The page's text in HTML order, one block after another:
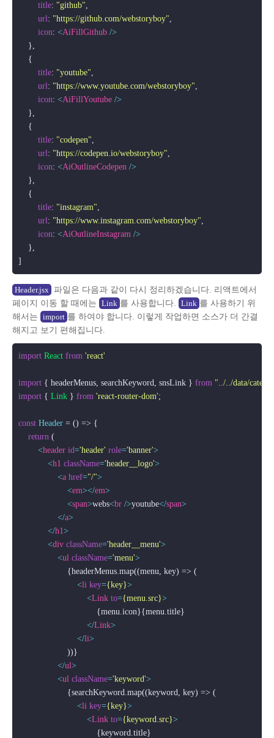
title: "github",
url: "https://github.com/webstoryboy",
icon: <AiFillGithub />
    },
    {
title: "youtube",
url: "https://www.youtube.com/webstoryboy",
icon: <AiFillYoutube />
    },
    {
title: "codepen",
url: "https://codepen.io/webstoryboy",
icon: <AiOutlineCodepen />
    },
    {
title: "instagram",
url: "https://www.instagram.com/webstoryboy",
icon: <AiOutlineInstagram />
    },
Header.jsx
파일은 다음과 같이 다시 정리하겠습니다. 리액트에서
페이지 이동 할 때에는
Link 를 사용합니다. Link 를 사용하기 위
해서는
import 를 하여야 합니다. 이렇게 작업하면 소스가 더 간결
해지고 보기 편해집니다.
import React from 'react'
import { headerMenus, searchKeyword, snsLink } from "../../data/
import { Link } from 'react-router-dom';
const Header = () => {
return (
<header id='header' role='banner'>
<h1 className='header__logo'>
<a href="/">
<em></em>
<span>webs<br />youtube</span>
</a>
</h1>
<div className='header__menu'>
<ul className='menu'>
                    {headerMenus.map((menu, key) => (
<li key={key}>
<Link to={menu.src}>
                                {menu.icon}{menu.title}
</Link>
</li>
                    ))}
</ul>
<ul className='keyword'>
                    {searchKeyword.map((keyword, key) => (
<li key={key}>
<Link to={keyword.src}>
                                {keyword.title}